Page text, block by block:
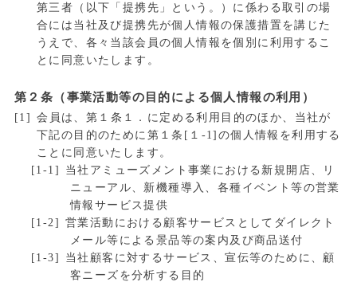
第三者（以下「提携先」という。）に係わる取引の場
合には当社及び提携先が個人情報の保護措置を講じた
うえで、各々当該会員の個人情報を個別に利用するこ
とに同意いたします。
第２条（事業活動等の目的による個人情報の利用）
会員は、第１条１．に定める利用目的のほか、当社が
下記の目的のために第１条[１-1]の個人情報を利用する
ことに同意いたします。
当社アミューズメント事業における新規開店、リ
ニューアル、新機種導入、各種イベント等の営業
情報サービス提供
営業活動における顧客サービスとしてダイレクト
メール等による景品等の案内及び商品送付
当社顧客に対するサービス、宣伝等のために、顧
客ニーズを分析する目的